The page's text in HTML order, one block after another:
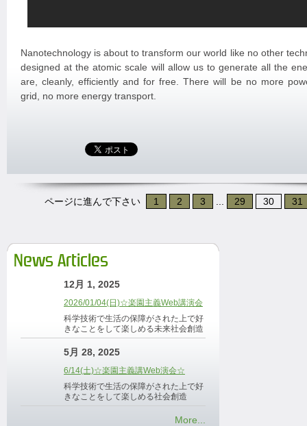
Nanotechnology is about to transform our world like no other
designed at the atomic scale will allow us to generate all the
are, cleanly, efficiently and for free. There will be no more
grid, no more energy transport.
ページに進んで下さい 1 2 3 29 30 31
News Articles
12月 1, 2025
2026/01/04(日)☆楽園主義Web講演会
科学技術で生活の保障がされた上で好
きなことをして楽しめる未来社会創造
5月 28, 2025
6/14(土)☆楽園主義講Web演会☆
科学技術で生活の保障がされた上で好
きなことをして楽しめる社会創造
More...